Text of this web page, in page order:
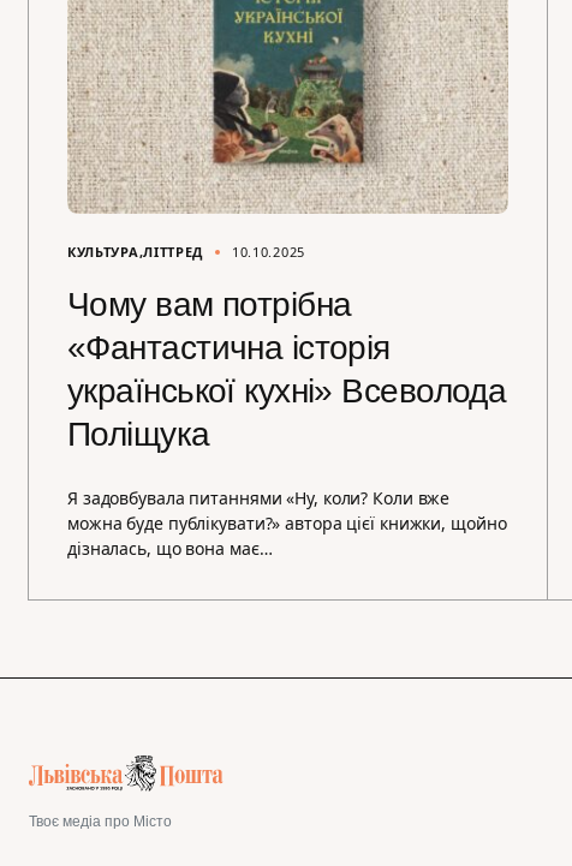
КУЛЬТУРА ЛІТТРЕД 10.10.2025
Чому вам потрібна
«Фантастична історія
української кухні» Всеволода
Поліщука
Я задовбувала питаннями «Ну, коли? Коли вже
можна буде публікувати?» автора цієї книжки, щойно
дізналась, що вона має…
Твоє медіа про Місто